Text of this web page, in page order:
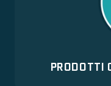
PRODOTTI